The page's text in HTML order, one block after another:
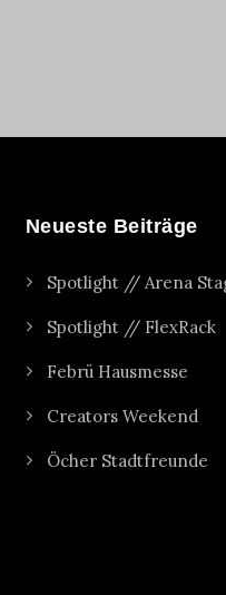
Neueste Beiträge
Spotlight // Arena
Spotlight // FlexRack
Febrü Hausmesse
Creators Weekend
Öcher Stadtfreunde